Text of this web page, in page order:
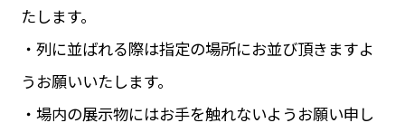
たします。
・列に並ばれる際は指定の場所にお並び頂きますよ
うお願いいたします。
・場内の展示物にはお手を触れないようお願い申し